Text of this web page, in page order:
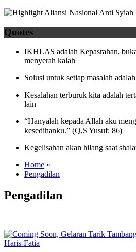
Quotes
IKHLAS adalah Kepasrahan,
menyerah kalah
Solusi untuk setiap masalah
Kesalahan terburuk kita adalah
lain
“Hanyalah kepada Allah aku
kesedihanku.” (Q,S Yusuf: 86)
Kegelisahan akan hilang saat
Home »
Pengadilan
Pengadilan